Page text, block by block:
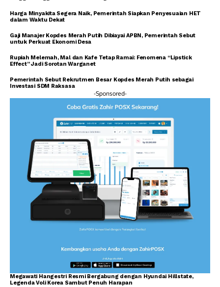
Harga Minyakita Segera Naik, Pemerintah Siapkan Penyesuaian HET
dalam Waktu Dekat
Gaji Manajer Kopdes Merah Putih Dibiayai APBN, Pemerintah Sebut
untuk Perkuat Ekonomi Desa
Rupiah Melemah, Mal dan Kafe Tetap Ramai: Fenomena “Lipstick
Effect” Jadi Sorotan Warganet
Pemerintah Sebut Rekrutmen Besar Kopdes Merah Putih sebagai
Investasi SDM Raksasa
-Sponsored-
Megawati Hangestri Resmi Bergabung dengan Hyundai Hillstate,
Legenda Voli Korea Sambut Penuh Harapan